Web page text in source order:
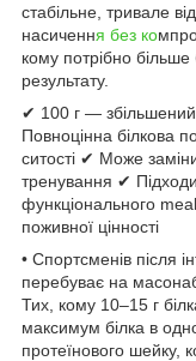
стабільне, тривале
насичення без ко
кому потрібно більше
результату.
✔ 100 г —
Повноцінна білкова
ситості ✔ Може
тренування ✔
функціонального
поживної цінності
• Спортсменів після
перебуває на
Тих, кому 10–15 г
максимум білка в
протеїнового шейку,